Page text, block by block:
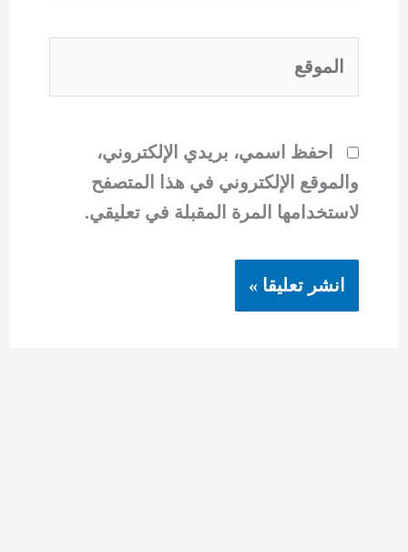
احفظ اسمي، بريدي الإلكتروني،
والموقع الإلكتروني في هذا المتصفح
لاستخدامها المرة المقبلة في تعليقي.